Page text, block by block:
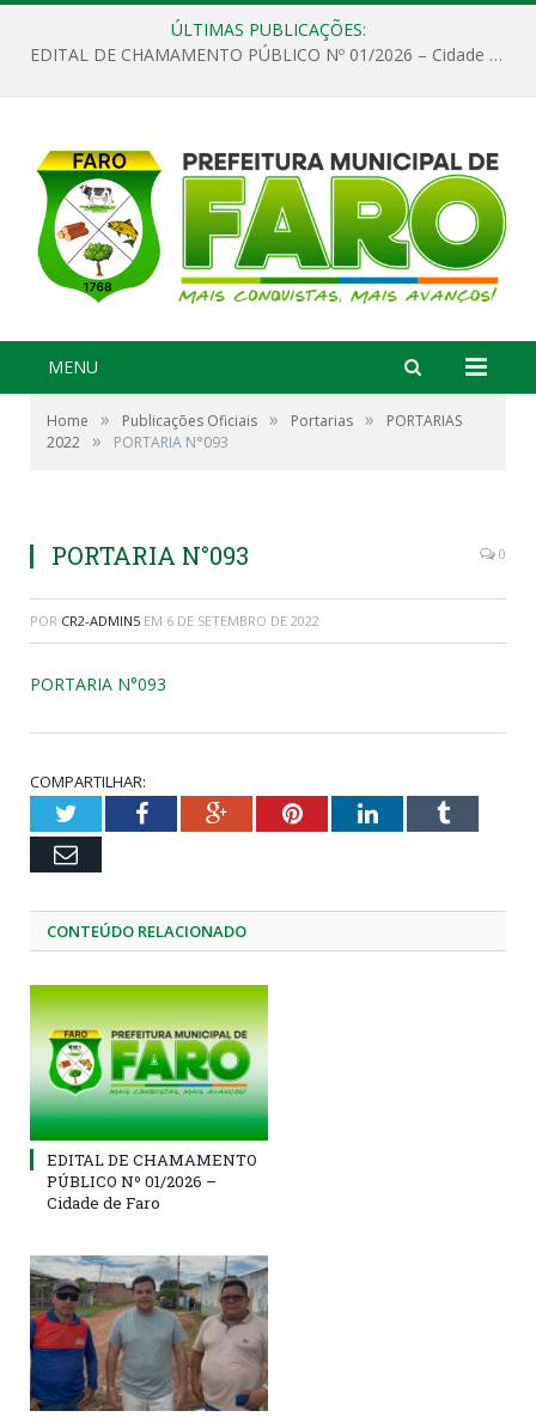
ÚLTIMAS PUBLICAÇÕES:
EDITAL DE CHAMAMENTO PÚBLICO Nº 01/2026 – Cidade de Faro
MENU
Home » Publicações Oficiais » Portarias »
PORTARIAS
2022 » PORTARIA N°093
PORTARIA N°093 0
POR CR2-ADMIN5 EM 6 DE SETEMBRO DE 2022
PORTARIA N°093
COMPARTILHAR:
TwitterFacebookGoogle+PinterestLinkedInTumblr
Email
CONTEÚDO RELACIONADO
EDITAL DE CHAMAMENTO
PÚBLICO Nº 01/2026 –
Cidade de Faro